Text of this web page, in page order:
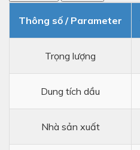
Thông số / Parameter
Trọng lượng
Dung tích dầu
Nhà sản xuất